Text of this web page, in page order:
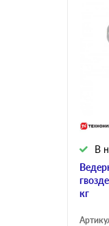
кг
В